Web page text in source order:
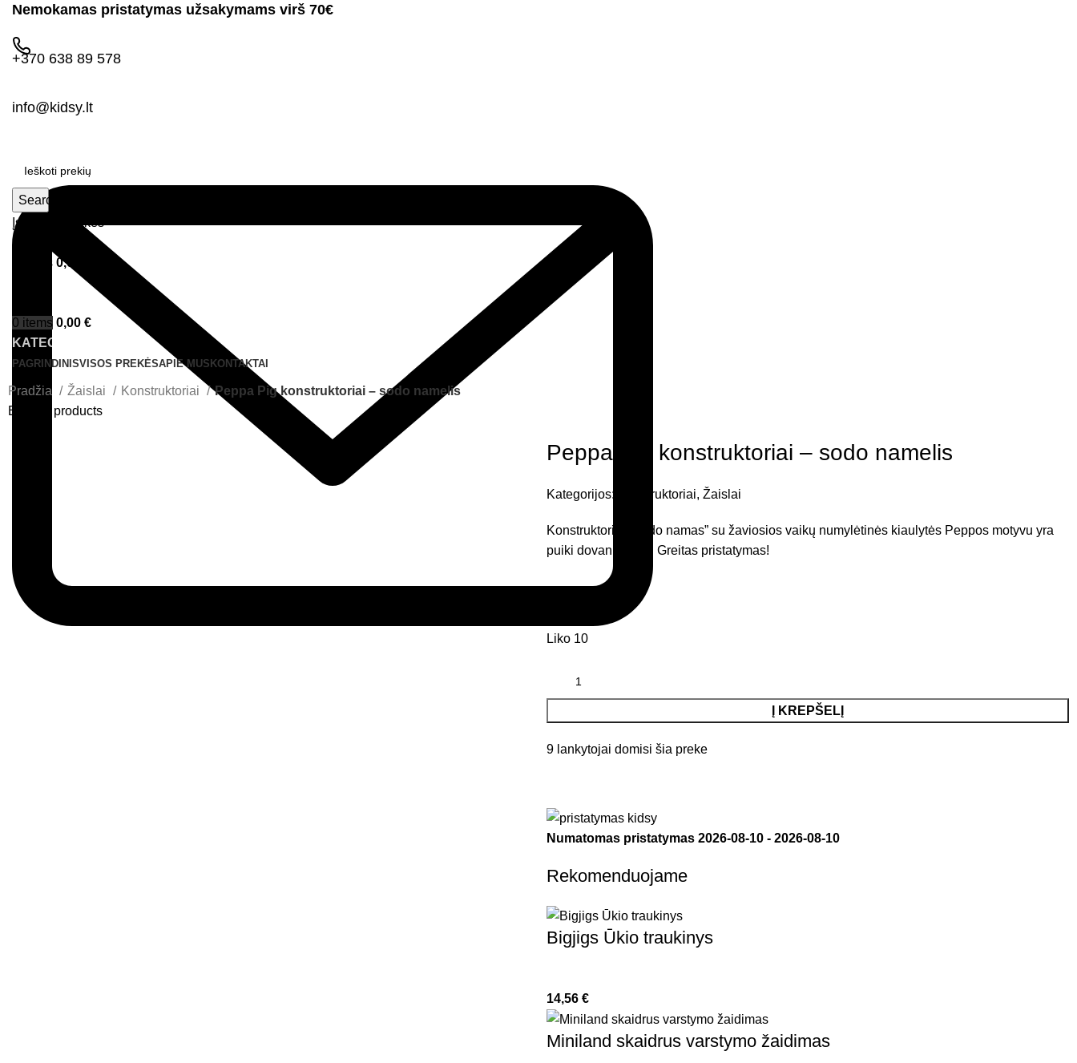
Nemokamas pristatymas užsakymams virš 70€
+370 638 89 578
info@kidsy.lt
Search
Įsimintos prekės
Prisijungimas
items 0,00
0 items 0,00 €
KATEGORIJOS
PAGRINDINISVISOS PREKĖSAPIE MUS KONTAKTAI
Pradžia Žaislai Konstruktoriai
Peppa Pig konstruktoriai – sodo namelis
Back to products
Peppa Pig konstruktoriai – sodo namelis
Kategorijos: Konstruktoriai, Žaislai
Konstruktoriai „Sodo namas” su žaviosios vaikų numylėtinės kiaulytės Peppos motyvu yra
puiki dovanų idėja! Greitas pristatymas!
Liko 10
Į KREPŠELĮ
9 lankytojai domisi šia preke
Numatomas pristatymas 2026-08-10 - 2026-08-10
Rekomenduojame
Bigjigs Ūkio traukinys
14,56 €
Miniland skaidrus varstymo žaidimas